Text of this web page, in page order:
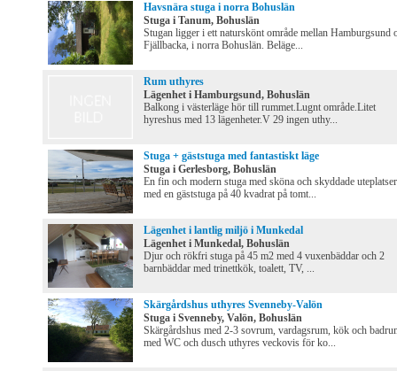
Havsnära stuga i norra Bohuslän
Stuga i Tanum, Bohuslän
Stugan ligger i ett naturskönt område mellan Hamburgsund
Fjällbacka, i norra Bohuslän. Beläge...
Rum uthyres
Lägenhet i Hamburgsund, Bohuslän
Balkong i västerläge hör till rummet.Lugnt område.Litet
hyreshus med 13 lägenheter.V 29 ingen uthy...
Stuga + gäststuga med fantastiskt läge
Stuga i Gerlesborg, Bohuslän
En fin och modern stuga med sköna och skyddade
med en gäststuga på 40 kvadrat på tomt...
Lägenhet i lantlig miljö i Munkedal
Lägenhet i Munkedal, Bohuslän
Djur och rökfri stuga på 45 m2 med 4 vuxenbäddar och 2
barnbäddar med trinettkök, toalett, TV, ...
Skärgårdshus uthyres Svenneby-Valön
Stuga i Svenneby, Valön, Bohuslän
Skärgårdshus med 2-3 sovrum, vardagsrum, kök och
med WC och dusch uthyres veckovis för ko...